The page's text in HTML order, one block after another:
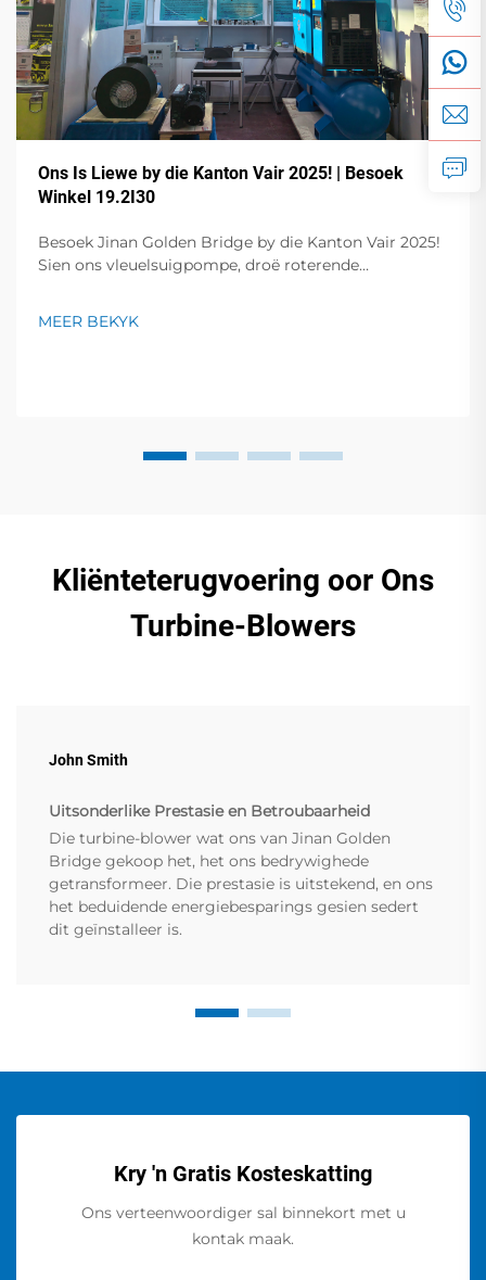
Ons Is Liewe by die Kanton Vair 2025! | Besoek
Winkel 19.2I30
Besoek Jinan Golden Bridge by die Kanton Vair 2025!
Sien ons vleuelsuigpompe, droë roterende
demonstrasies by Winkel 19.2I30. Kry kundige
MEER BEKYK
Kliënteterugvoering oor Ons
Turbine-Blowers
John Smith
Uitsonderlike Prestasie en Betroubaarheid
Die turbine-blower wat ons van Jinan Golden
Bridge gekoop het, het ons bedrywighede
getransformeer. Die prestasie is uitstekend, en ons
het beduidende energiebesparings gesien sedert
dit geïnstalleer is.
Kry 'n Gratis Kosteskatting
Ons verteenwoordiger sal binnekort met u
kontak maak.